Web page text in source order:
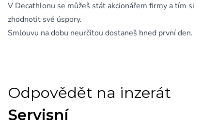
V Decathlonu se můžeš stát akcionářem firmy a tím si
zhodnotit své úspory.
Smlouvu na dobu neurčitou dostaneš hned první den.